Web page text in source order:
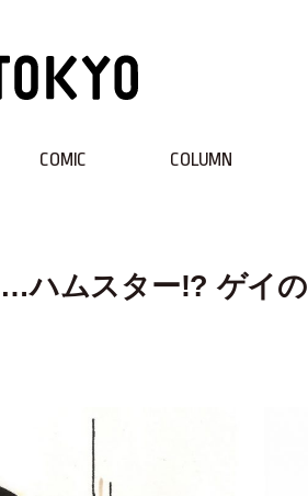
COMIC COLUMN
…ハムスター!? ゲイの